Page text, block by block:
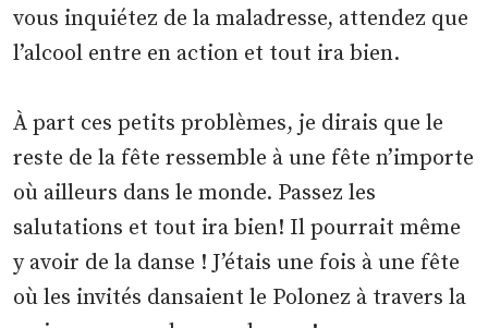
vous inquiétez de la maladresse, attendez que
l’alcool entre en action et tout ira bien.
À part ces petits problèmes, je dirais que le
reste de la fête ressemble à une fête n’importe
où ailleurs dans le monde. Passez les
salutations et tout ira bien! Il pourrait même
y avoir de la danse ! J’étais une fois à une fête
où les invités dansaient le Polonez à travers la